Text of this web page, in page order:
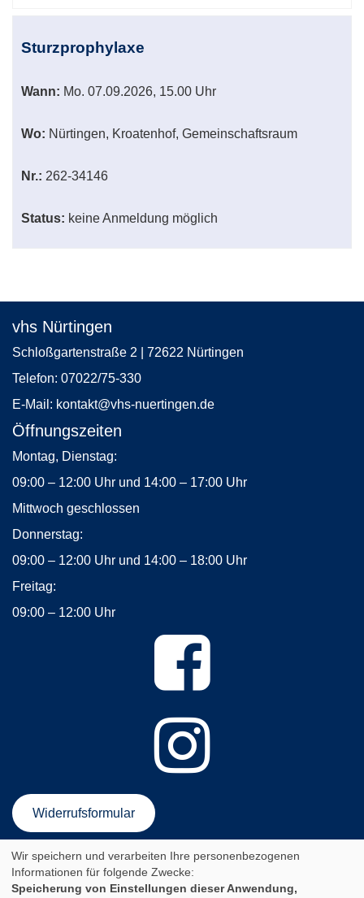
Sturzprophylaxe
Wann: Mo. 07.09.2026, 15.00 Uhr
Wo: Nürtingen, Kroatenhof, Gemeinschaftsraum
Nr.: 262-34146
Status: keine Anmeldung möglich
vhs Nürtingen
Schloßgartenstraße 2 | 72622 Nürtingen
Telefon: 07022/75-330
E-Mail: kontakt@vhs-nuertingen.de
Öffnungszeiten
Montag, Dienstag:
09:00 – 12:00 Uhr und 14:00 – 17:00 Uhr
Mittwoch geschlossen
Donnerstag:
09:00 – 12:00 Uhr und 14:00 – 18:00 Uhr
Freitag:
09:00 – 12:00 Uhr
Widerrufsformular
AGB Impressum
Datenschutzerklärung
Newsletter-Anmeldung
Sitemap
Wir speichern und verarbeiten Ihre personenbezogenen
Informationen für folgende Zwecke:
Speicherung von Einstellungen dieser Anwendung,